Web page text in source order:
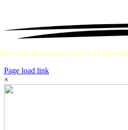
Derechos Reservados 2023 • El
Page load link
×